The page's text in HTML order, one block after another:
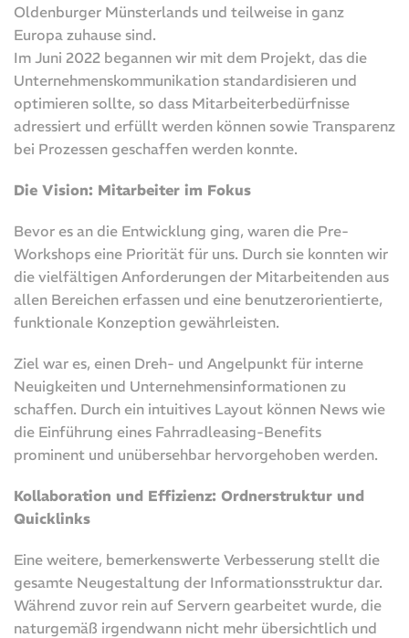
Oldenburger Münsterlands und teilweise in ganz
Europa zuhause sind.
Im Juni 2022 begannen wir mit dem Projekt, das die
Unternehmenskommunikation standardisieren und
optimieren sollte, so dass Mitarbeiterbedürfnisse
adressiert und erfüllt werden können sowie Transparenz
bei Prozessen geschaffen werden konnte.
Die Vision: Mitarbeiter im Fokus
Bevor es an die Entwicklung ging, waren die Pre-
Workshops eine Priorität für uns. Durch sie konnten wir
die vielfältigen Anforderungen der Mitarbeitenden aus
allen Bereichen erfassen und eine benutzerorientierte,
funktionale Konzeption gewährleisten.
Ziel war es, einen Dreh- und Angelpunkt für interne
Neuigkeiten und Unternehmensinformationen zu
schaffen. Durch ein intuitives Layout können News wie
die Einführung eines Fahrradleasing-Benefits
prominent und unübersehbar hervorgehoben werden.
Kollaboration und Effizienz: Ordnerstruktur und
Quicklinks
Eine weitere, bemerkenswerte Verbesserung stellt die
gesamte Neugestaltung der Informationsstruktur dar.
Während zuvor rein auf Servern gearbeitet wurde, die
naturgemäß irgendwann nicht mehr übersichtlich und